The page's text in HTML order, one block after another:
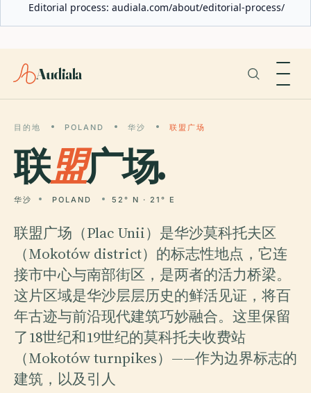
Editorial process: audiala.com/about/editorial-process/
Audiala
目的地 POLAND 华沙 联盟广场
联盟广场.
华沙 POLAND 52° N · 21° E
联盟广场（Plac Unii）是华沙莫科托夫区
（Mokotów district）的标志性地点，它连
接市中心与南部街区，是两者的活力桥梁。
这片区域是华沙层层历史的鲜活见证，将百
年古迹与前沿现代建筑巧妙融合。这里保留
了18世纪和19世纪的莫科托夫收费站
（Mokotów turnpikes）——作为边界标志的
建筑，以及引人